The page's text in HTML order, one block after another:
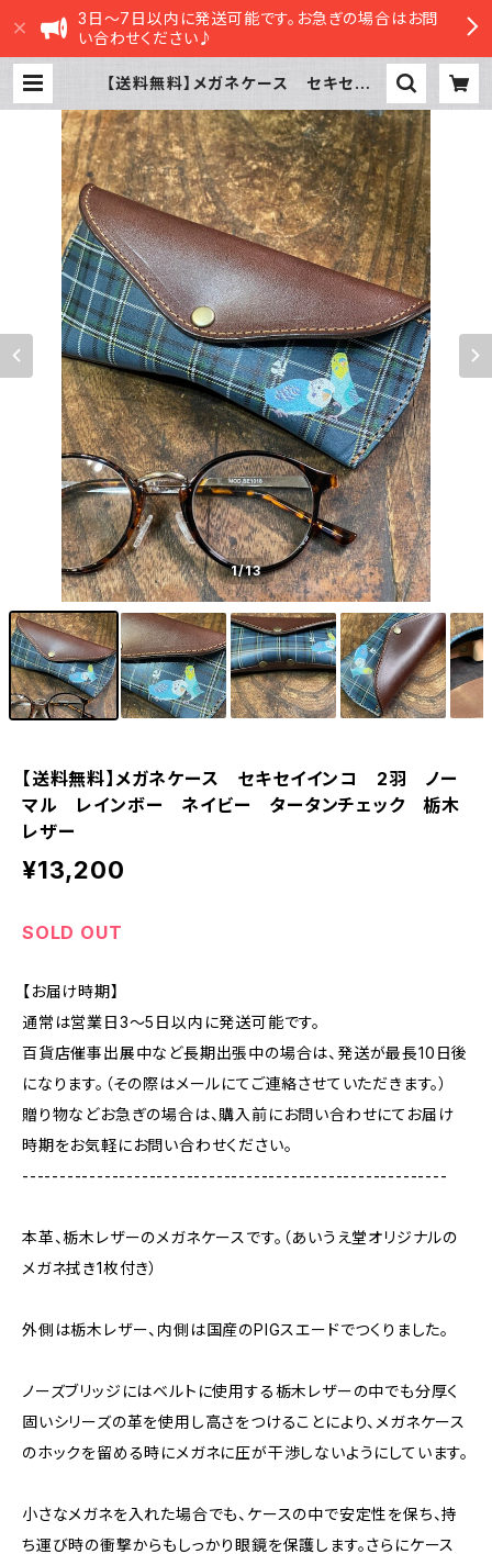
3日～7日以内に発送可能です。お急ぎの場合はお問
い合わせください♪
【送料無料】メガネケース セキセイイ
ネイビー タータンチェック 栃木レ
ザー | sasatte STORE|ささって
ストア
1/13
【送料無料】メガネケース セキセイインコ 2羽 ノー
マル レインボー ネイビー タータンチェック 栃木
レザー
¥13,200
SOLD OUT
【お届け時期】
通常は営業日3〜5日以内に発送可能です。
百貨店催事出展中など長期出張中の場合は、発送が最長10日後
になります。（その際はメールにてご連絡させていただきます。）
贈り物などお急ぎの場合は、購入前にお問い合わせにてお届け
時期をお気軽にお問い合わせください。
---------------------------------------------------------
本革、栃木レザーのメガネケースです。（あいうえ堂オリジナルの
メガネ拭き1枚付き）
外側は栃木レザー、内側は国産のPIGスエードでつくりました。
ノーズブリッジにはベルトに使用する栃木レザーの中でも分厚く
固いシリーズの革を使用し高さをつけることにより、メガネケース
のホックを留める時にメガネに圧が干渉しないようにしています。
小さなメガネを入れた場合でも、ケースの中で安定性を保ち、持
ち運び時の衝撃からもしっかり眼鏡を保護します。さらにケース